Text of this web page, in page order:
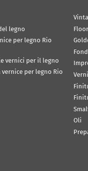
legno
per legno Rio
vernici per il legno
per legno Rio
Oli